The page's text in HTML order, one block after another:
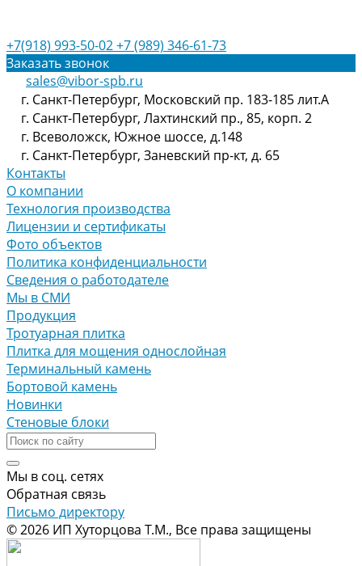
+7(918) 993-50-02+7 (989) 346-61-73
Заказать звонок
sales@vibor-spb.ru
г. Санкт-Петербург, Московский пр. 183-185 лит.А
г. Санкт-Петербург, Лахтинский пр., 85, корп. 2
г. Всеволожск, Южное шоссе, д.148
г. Санкт-Петербург, Заневский пр-кт, д. 65
Контакты
О компании
Технология производства
Лицензии и сертификаты
Фото объектов
Политика конфиденциальности
Сведения о работодателе
Мы в СМИ
Продукция
Тротуарная плитка
Плитка для мощения однослойная
Терминальный камень
Бортовой камень
Новинки
Стеновые блоки
Мы в соц. сетях
Обратная связь
Письмо директору
© 2026 ИП Хуторцова Т.М., Все права защищены